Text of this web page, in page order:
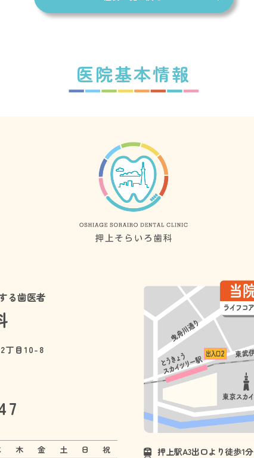
医院基本情報
る歯医者
丁目10-8
木 金 土 日
祝
押上駅A3出口より徒歩1分